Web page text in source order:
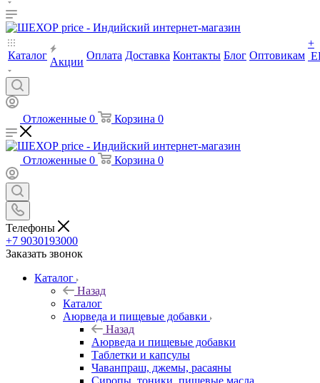
Каталог
Акции
Оплата Доставка Контакты Блог Оптовикам
+
Отложенные 0 Корзина 0
Отложенные 0 Корзина 0
Телефоны
+7 9030193000
Заказать звонок
Каталог
Назад
Каталог
Аюрведа и пищевые добавки
Назад
Аюрведа и пищевые добавки
Таблетки и капсулы
Чаванпраш, джемы, расаяны
Сиропы, тоники, пищевые масла